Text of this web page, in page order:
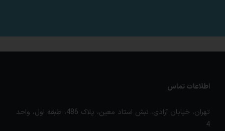
اطلاعات تماس
تهران، خیابان آزادی، نبش استاد معین، پلاک 486، طبقه اول، واحد
4